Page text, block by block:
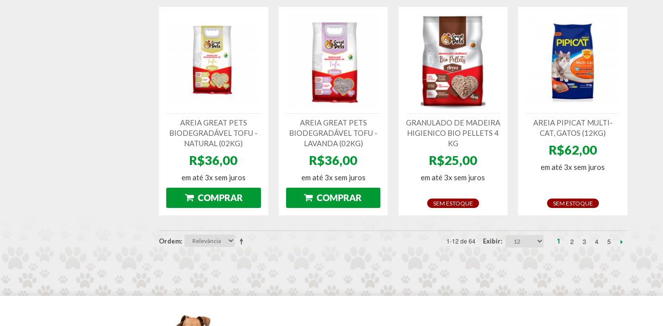
AREIA GREAT PETS
BIODEGRADÁVEL TOFU -
NATURAL (02KG)
R$36,00
em até 3x sem juros
AREIA GREAT PETS
BIODEGRADÁVEL TOFU -
LAVANDA (02KG)
R$36,00
em até 3x sem juros
GRANULADO DE MADEIRA
HIGIENICO BIO PELLETS 4
KG
R$25,00
em até 3x sem juros
SEM ESTOQUE
AREIA PIPICAT MULTI-
CAT, GATOS (12KG)
R$62,00
em até 3x sem juros
SEM ESTOQUE
Ordem 1-12 de 64 Exibir 1 2 3 4 5